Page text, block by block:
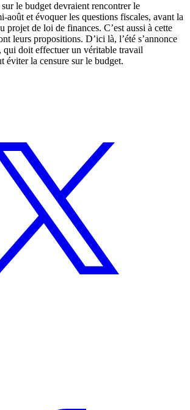
le budget devraient rencontrer le
août et évoquer les questions fiscales, avant la
projet de loi de finances. C’est aussi à cette
leurs propositions. D’ici là, l’été s’annonce
qui doit effectuer un véritable travail
éviter la censure sur le budget.